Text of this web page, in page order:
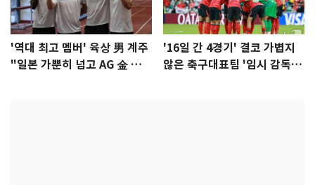
'역대 최고 멤버' 육상 男 계주
"일본 가뿐히 넘고 AG 金 따겠
'16일 간 4경기' 결코 가볍지
않은 축구대표팀 '임시 감독'